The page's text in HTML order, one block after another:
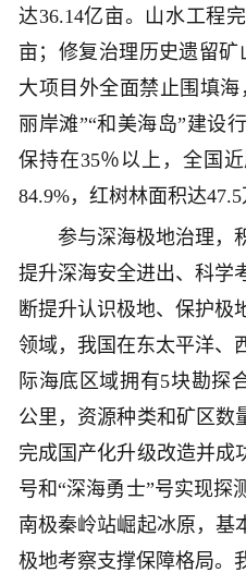
达36.14亿亩。山水工程
亩；修复治理历史遗留矿
大项目外全面禁止围填海
丽岸滩”“和美海岛”建设
保持在35％以上，全国
84.9%，红树林面积达47.5
参与深海极地治理，
提升深海安全进出、科学
断提升认识极地、保护极
领域，我国在东太平洋、
际海底区域拥有5块勘探
公里，资源种类和矿区数
完成国产化升级改造并成
号和“深海勇士”号实现探
南极秦岭站崛起冰原，基
极地考察支撑保障格局。